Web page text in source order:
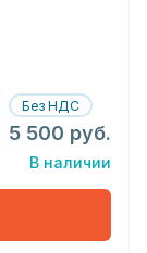
Без НДС
5 500 руб.
В наличии